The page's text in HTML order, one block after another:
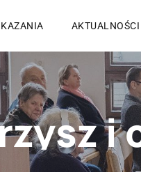
KAZANIA AKTUALNOŚCI